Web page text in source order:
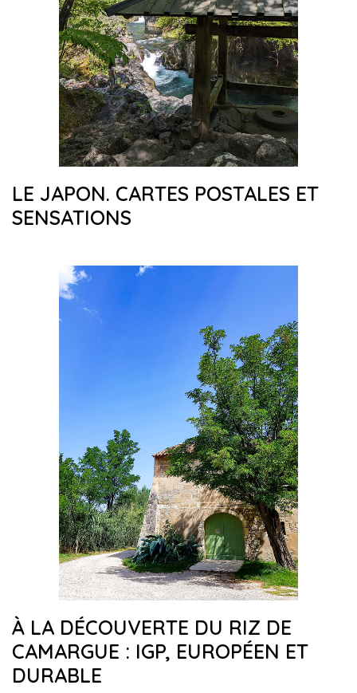
LE JAPON. CARTES POSTALES ET
SENSATIONS
À LA DÉCOUVERTE DU RIZ DE
CAMARGUE : IGP, EUROPÉEN ET
DURABLE